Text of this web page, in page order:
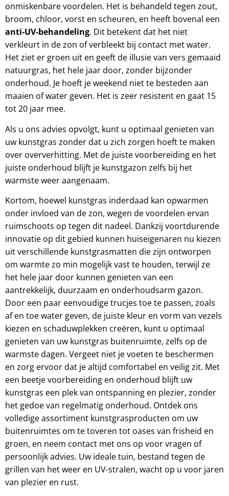
onmiskenbare voordelen. Het is behandeld tegen zout,
broom, chloor, vorst en scheuren, en heeft bovenal een
anti-UV-behandeling. Dit betekent dat het niet
verkleurt in de zon of verbleekt bij contact met water.
Het ziet er groen uit en geeft de illusie van vers gemaaid
natuurgras, het hele jaar door, zonder bijzonder
onderhoud. Je hoeft je weekend niet te besteden aan
maaien of water geven. Het is zeer resistent en gaat 15
tot 20 jaar mee.
Als u ons advies opvolgt, kunt u optimaal genieten van
uw kunstgras zonder dat u zich zorgen hoeft te maken
over oververhitting. Met de juiste voorbereiding en het
juiste onderhoud blijft je kunstgazon zelfs bij het
warmste weer aangenaam.
Kortom, hoewel kunstgras inderdaad kan opwarmen
onder invloed van de zon, wegen de voordelen ervan
ruimschoots op tegen dit nadeel. Dankzij voortdurende
innovatie op dit gebied kunnen huiseigenaren nu kiezen
uit verschillende kunstgrasmatten die zijn ontworpen
om warmte zo min mogelijk vast te houden, terwijl ze
het hele jaar door kunnen genieten van een
aantrekkelijk, duurzaam en onderhoudsarm gazon.
Door een paar eenvoudige trucjes toe te passen, zoals
af en toe water geven, de juiste kleur en vorm van vezels
kiezen en schaduwplekken creëren, kunt u optimaal
genieten van uw kunstgras buitenruimte, zelfs op de
warmste dagen. Vergeet niet je voeten te beschermen
en zorg ervoor dat je altijd comfortabel en veilig zit. Met
een beetje voorbereiding en onderhoud blijft uw
kunstgras een plek van ontspanning en plezier, zonder
het gedoe van regelmatig onderhoud. Ontdek ons
volledige assortiment kunstgrasproducten om uw
buitenruimtes om te toveren tot oases van frisheid en
groen, en neem contact met ons op voor vragen of
persoonlijk advies. Uw ideale tuin, bestand tegen de
grillen van het weer en UV-stralen, wacht op u voor jaren
van plezier en rust.